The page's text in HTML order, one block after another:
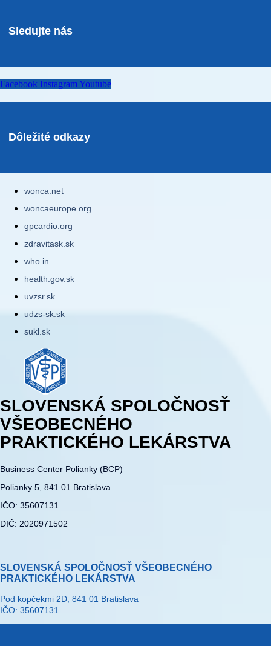
Sledujte nás
Facebook Instagram Youtube
Dôležité odkazy
wonca.net
woncaeurope.org
gpcardio.org
zdravitask.sk
who.in
health.gov.sk
uvzsr.sk
udzs-sk.sk
sukl.sk
SLOVENSKÁ SPOLOČNOSŤ
VŠEOBECNÉHO
PRAKTICKÉHO LEKÁRSTVA
Business Center Polianky (BCP)
Polianky 5, 841 01 Bratislava
IČO: 35607131
DIČ: 2020971502
SLOVENSKÁ SPOLOČNOSŤ VŠEOBECNÉHO
PRAKTICKÉHO LEKÁRSTVA
Pod kopčekmi 2D, 841 01 Bratislava
IČO: 35607131